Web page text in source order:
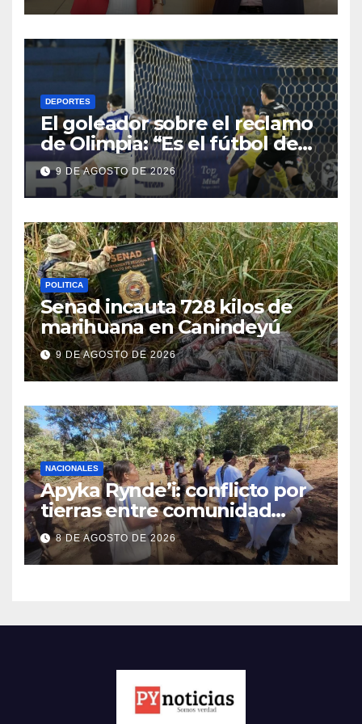
DEPORTES
El goleador sobre el reclamo
de Olimpia: “Es el fútbol de
hoy y hay que adaptarnos a
eso”
9 DE AGOSTO DE 2026
POLITICA
Senad incauta 728 kilos de
marihuana en Canindeyú
9 DE AGOSTO DE 2026
NACIONALES
Apyka Rynde’i: conflicto por
tierras entre comunidad
indígena y un estanciero
brasileño en Amambay
8 DE AGOSTO DE 2026